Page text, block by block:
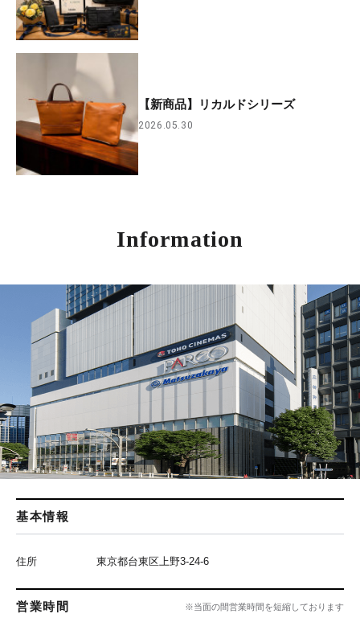
【新商品】リカルドシリーズ
2026.05.30
Information
基本情報
住所 東京都台東区上野3-24-6
営業時間 ※当面の間営業時間を短縮しております